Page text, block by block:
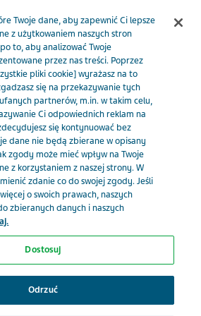
Menu
- Leczenie
specjalizację, żeby
spersonalizowane
Twoje dane, aby zapewnić Ci lepsze
z użytkowaniem naszych stron
to, aby analizować Twoje
przez nas treści. Poprzez
pliki cookie] wyrażasz na to
się na przekazywanie tych
partnerów, m.in. w takim celu,
Ci odpowiednich reklam na
się kontynuować bez
dane nie będą zbierane w opisany
zgody może mieć wpływ na Twoje
z korzystaniem z naszej strony. W
zdanie co do swojej zgody. Jeśli
o swoich prawach, naszych
zbieranych danych i naszych
Dostosuj
Odrzuć